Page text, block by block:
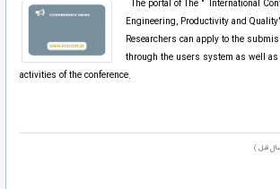
The portal of The " International
Engineering, Productivity and
Researchers can apply to the
through the users system as well
activities of the conference.